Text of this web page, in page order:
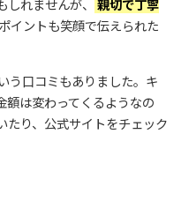
pic.twitter.com/lbkp4q6e
れませんが、
親切で丁寧
イントも笑顔で伝えられた
う口コミもありました。キ
額は変わってくるようなの
たり、公式サイトをチェック